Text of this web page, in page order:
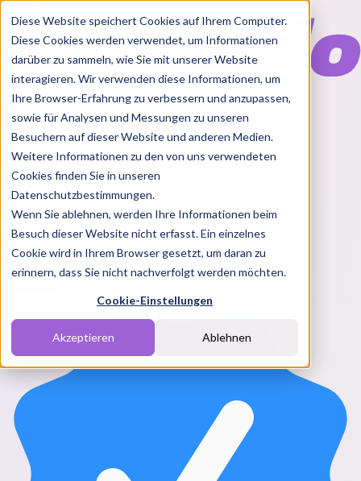
Diese Website speichert Cookies auf Ihrem Computer.
Diese Cookies werden verwendet, um Informationen
darüber zu sammeln, wie Sie mit unserer Website
interagieren. Wir verwenden diese Informationen, um
Ihre Browser-Erfahrung zu verbessern und anzupassen,
sowie für Analysen und Messungen zu unseren
Besuchern auf dieser Website und anderen Medien.
Weitere Informationen zu den von uns verwendeten
Cookies finden Sie in unseren
Datenschutzbestimmungen.
Wenn Sie ablehnen, werden Ihre Informationen beim
Besuch dieser Website nicht erfasst. Ein einzelnes
Cookie wird in Ihrem Browser gesetzt, um daran zu
erinnern, dass Sie nicht nachverfolgt werden möchten.
Cookie-Einstellungen
Akzeptieren Ablehnen
Features
Solutions
BlogChartsRabatt CodesPakete
Login